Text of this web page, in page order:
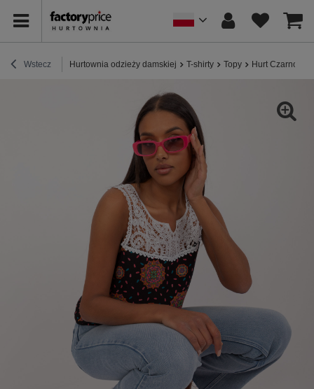
Wstecz Hurtownia odzieży damskiej T-shirty Topy Hurt Czarno-